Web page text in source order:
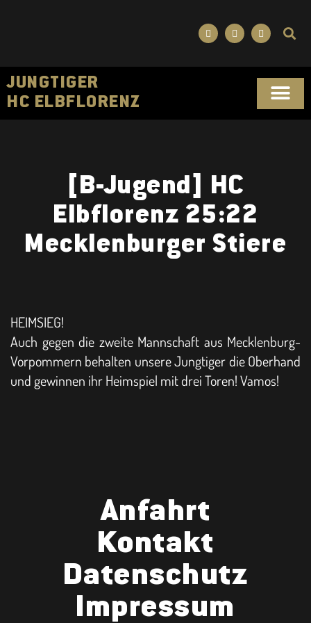
JUNGTIGER
HC ELBFLORENZ
[B-Jugend] HC
Elbflorenz 25:22
Mecklenburger Stiere
HEIMSIEG!
Auch gegen die zweite Mannschaft aus Mecklenburg-
Vorpommern behalten unsere Jungtiger die Oberhand
und gewinnen ihr Heimspiel mit drei Toren! Vamos!
Anfahrt
Kontakt
Datenschutz
Impressum